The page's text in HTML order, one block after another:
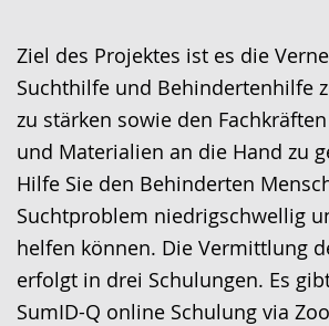
Ziel des Projektes ist es die
Suchthilfe und Behindertenhilfe
zu stärken sowie den
und Materialien an die Hand zu
Hilfe Sie den Behinderten
Suchtproblem niedrigschwellig
helfen können. Die Vermittlung
erfolgt in drei Schulungen. Es
SumID-Q online Schulung via